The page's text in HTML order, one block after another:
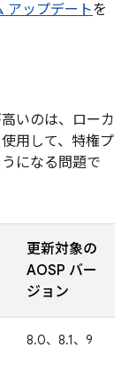
アップデートを
いのは、ローカ
用して、特権プ
になる問題で
更新対象の
AOSP バー
ジョン
8.0、8.1、9